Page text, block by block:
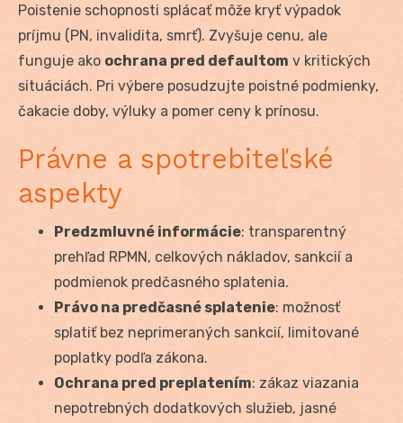
Poistenie schopnosti splácať môže kryť výpadok
príjmu (PN, invalidita, smrť). Zvyšuje cenu, ale
funguje ako ochrana pred defaultom v kritických
situáciách. Pri výbere posudzujte poistné podmienky,
čakacie doby, výluky a pomer ceny k prínosu.
Právne a spotrebiteľské
aspekty
Predzmluvné informácie: transparentný
prehľad RPMN, celkových nákladov, sankcií a
podmienok predčasného splatenia.
Právo na predčasné splatenie: možnosť
splatiť bez neprimeraných sankcií, limitované
poplatky podľa zákona.
Ochrana pred preplatením: zákaz viazania
nepotrebných dodatkových služieb, jasné